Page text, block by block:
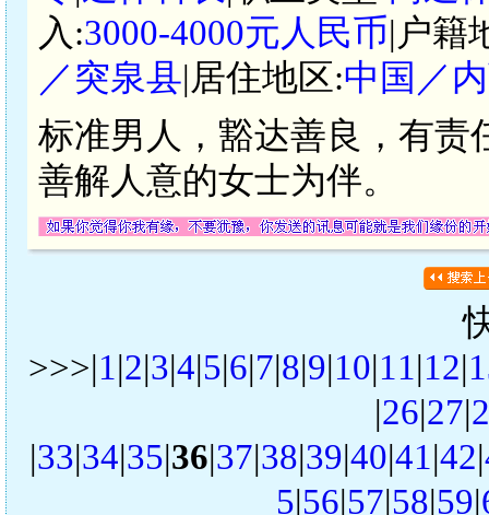
入:3000-4000元人民币|户籍
／突泉县|居住地区:中国／
标准男人，豁达善良，有责
善解人意的女士为伴。
>>>|1|2|3|4|5|6|7|8|9|10|11|12|
|26|27|
|33|34|35|36|37|38|39|40|41|42|
5|56|57|58|59|